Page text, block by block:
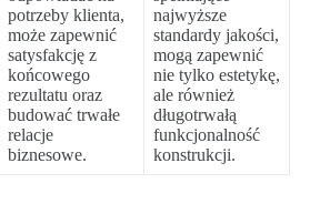
potrzeby klienta,
może zapewnić
satysfakcję z
końcowego
rezultatu oraz
budować trwałe
relacje
biznesowe.
najwyższe
standardy jakości,
mogą zapewnić
nie tylko estetykę,
ale również
długotrwałą
funkcjonalność
konstrukcji.